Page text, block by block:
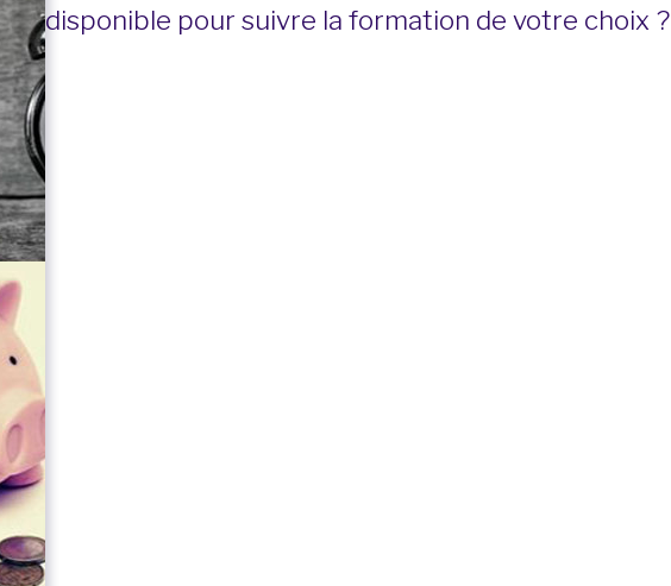
disponible pour suivre la formation de votre choix ?